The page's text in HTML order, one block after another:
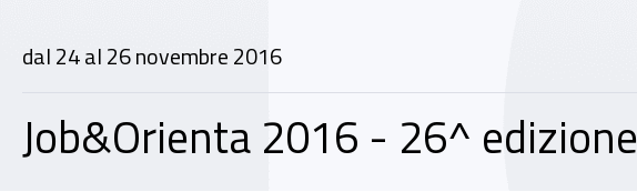
dal 24 al 26 novembre 2016
Job&Orienta 2016 - 26^ edizione